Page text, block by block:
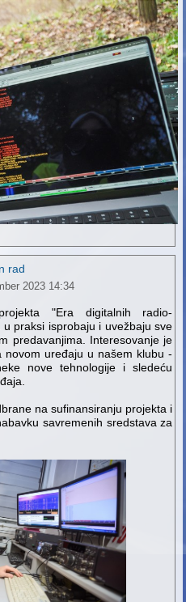
rad
2023 14:34
"Era digitalnih radio-
praksi isprobaju i uvežbaju sve
predavanjima. Interesovanje je
uređaju u našem klubu -
nove tehnologije i sledeću
na sufinansiranju projekta i
savremenih sredstava za